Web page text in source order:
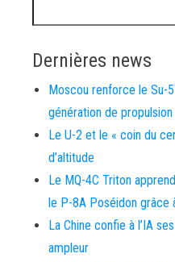
Dernières news
Moscou renforce le Su-
génération de propulsion
Le U-2 et le « coin du
d’altitude
Le MQ-4C Triton
le P-8A Poséidon grâce
La Chine confie à l’IA
ampleur